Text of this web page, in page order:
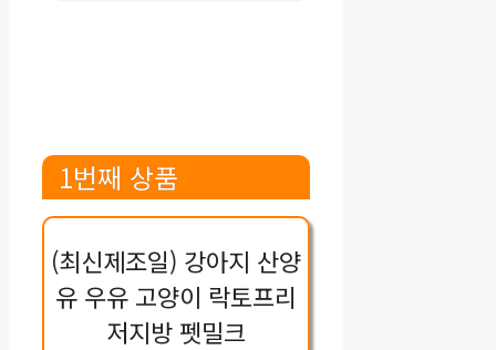
1번째 상품
(최신제조일) 강아지 산양
유 우유 고양이 락토프리
저지방 펫밀크